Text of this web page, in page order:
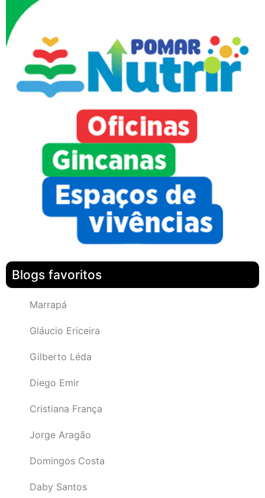
Blogs favoritos
Marrapá
Gláucio Ericeira
Gilberto Léda
Diego Emir
Cristiana França
Jorge Aragão
Domingos Costa
Daby Santos